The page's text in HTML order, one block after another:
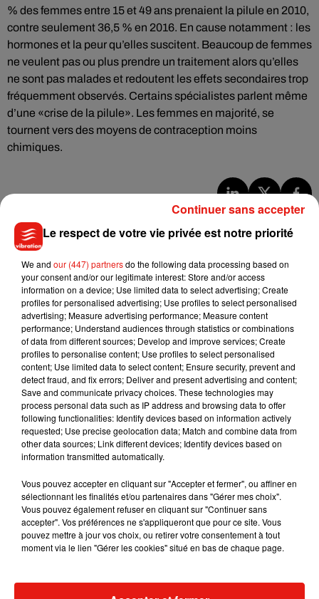
% des femmes entre 15 et 49 ans prenaient la pilule en 2010,
contre seulement 36,5 % en 2016. En cause notamment : les
hormones et la peur qu’elles suscitent. Beaucoup de femmes
ne veulent pas ou plus prendre un traitement alors qu’elles
ne sont pas malades et redoutent les effets secondaires trop
fréquemment observés. Certains spécialistes parlent même
d’une «crise de la pilule». Les femmes en majorité, se
tournent vers des moyens de contraception moins
chimiques.
Musique
7 août 2026
Julien Lieb s’essaye à la vie de chatelain
dans son nouveau clip
7 août 2026
Madonna sort enfin le remix de « Love
Sensation » avec Kylie Minogue
7 août 2026
Tayc et Didi B dévoilent le single le plus
Angèle et Amélie Lens dévoilent leur
Le respect de votre vie privée est notre priorité
We and our (447) partnersdo the following data processing based on
your consent and/or our legitimate interest: Store and/or access
information on a device; Use limited data to select advertising; Create
profiles for personalised advertising; Use profiles to select personalised
advertising; Measure advertising performance; Measure content
performance; Understand audiences through statistics or combinations
of data from different sources; Develop and improve services; Create
profiles to personalise content; Use profiles to select personalised
content; Use limited data to select content; Ensure security, prevent and
detect fraud, and fix errors; Deliver and present advertising and content;
Save and communicate privacy choices. These technologies may
process personal data such as IP address and browsing data to offer
following functionalities: Identify devices based on information actively
requested; Use precise geolocation data; Match and combine data from
other data sources; Link different devices; Identify devices based on
information transmitted automatically.
Vous pouvez accepter en cliquant sur "Accepter et fermer", ou affiner en
sélectionnant les finalités et/ou partenaires dans "Gérer mes choix".
Vous pouvez également refuser en cliquant sur "Continuer sans
accepter". Vos préférences ne s'appliqueront que pour ce site. Vous
pouvez mettre à jour vos choix, ou retirer votre consentement à tout
moment via le lien "Gérer les cookies" situé en bas de chaque page.
Continuer sans accepter